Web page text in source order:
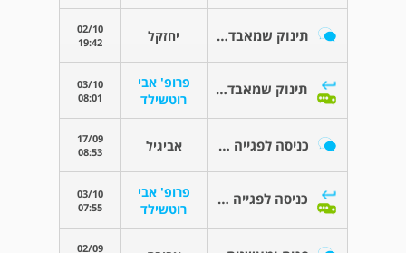
תינוק שמאבד את נשימתו יחזקל
02/10
19:42
תינוק שמאבד את נשימתו
פרופ' אבי
רוטשילד
03/10
08:01
כניסה לפגייה כשיש זיהום בחתך הקיסרי אביגיל
17/09
08:53
כניסה לפגייה כשיש זיהום בחתך הקיסרי
פרופ' אבי
רוטשילד
03/10
07:55
02/09